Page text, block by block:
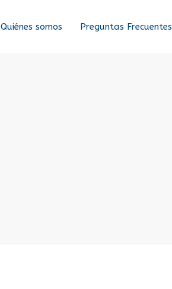
Quiénes somos Preguntas Frecuentes